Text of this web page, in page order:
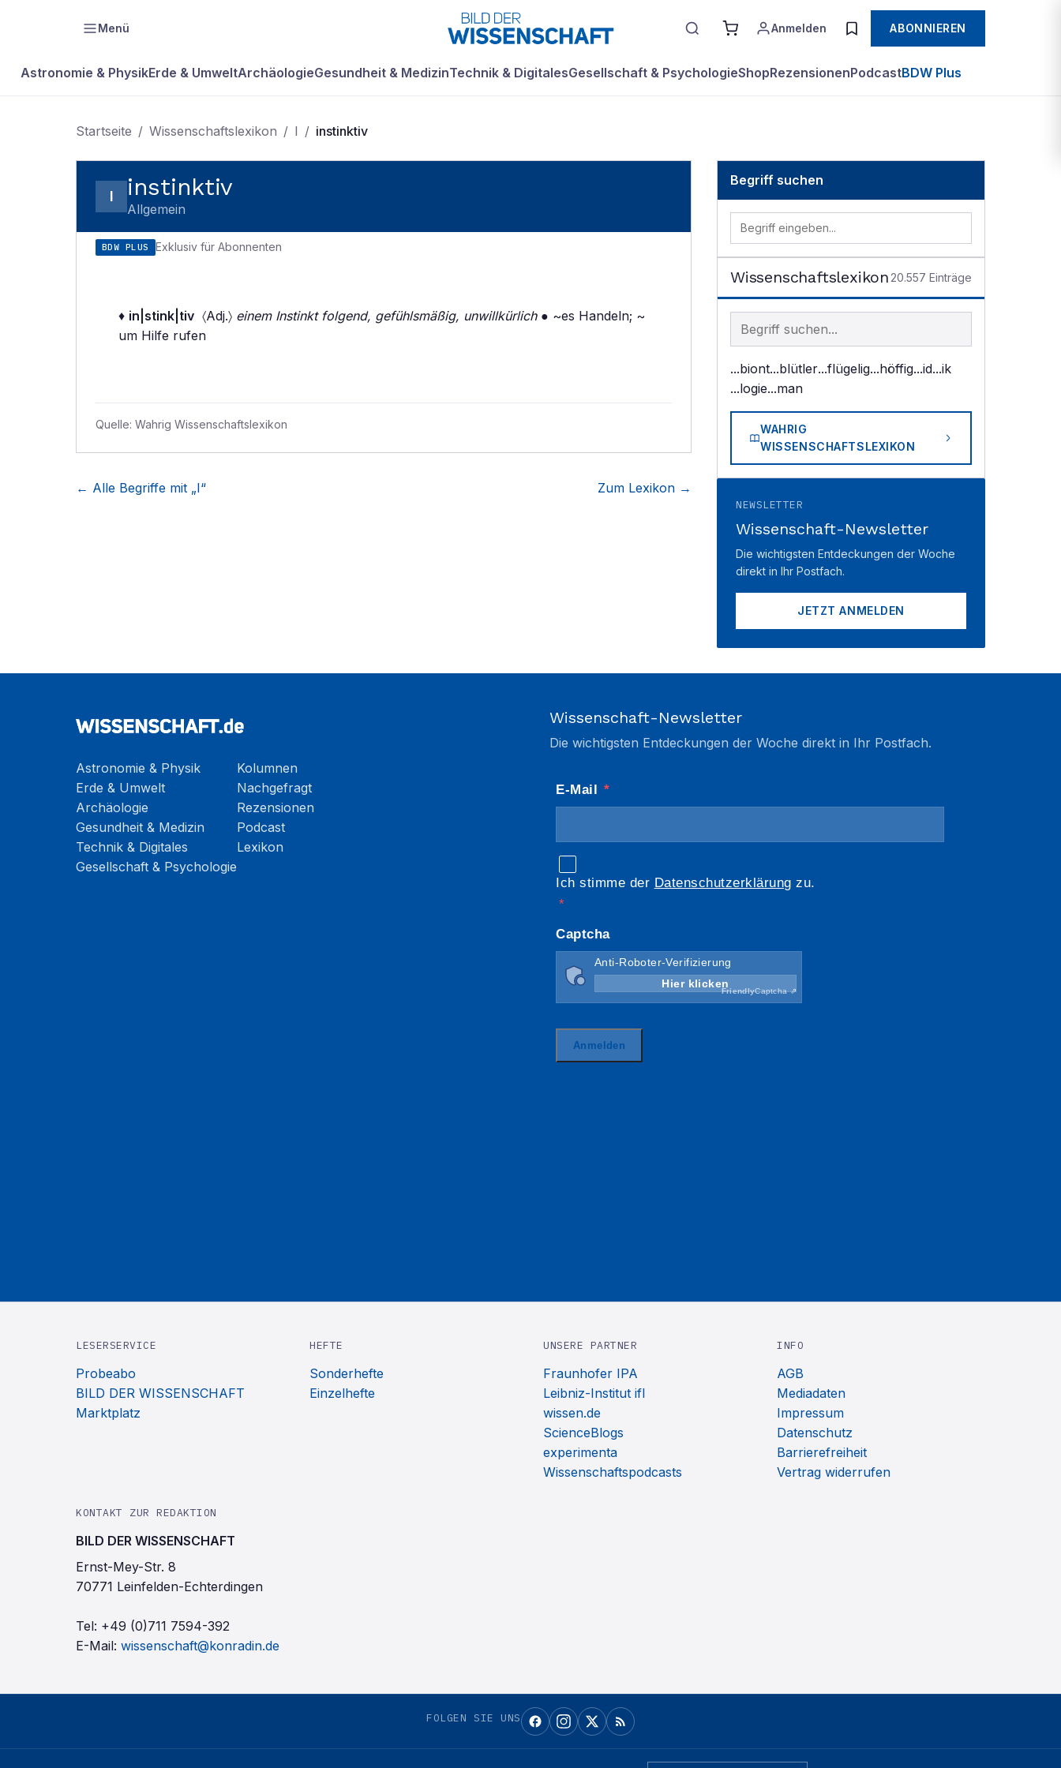
Menü Anmelden ABONNIEREN
Astronomie & PhysikErde & UmweltArchäologieGesundheit & MedizinTechnik & DigitalesGesellschaft & PsychologieShopRezensionenPodcastBDW Plus
Startseite / Wissenschaftslexikon / I / instinktiv
I instinktiv
Allgemein
BDW PLUS Exklusiv für Abonnenten
♦ in|stink|tiv 〈Adj.〉 einem Instinkt folgend, gefühlsmäßig, unwillkürlich● ~es Handeln; ~
um Hilfe rufen
Quelle: Wahrig Wissenschaftslexikon
← Alle Begriffe mit „I“ Zum Lexikon →
Begriff suchen
Wissenschaftslexikon 20.557 Einträge
Begriff im Lexikon suchen
...biont...blütler...flügelig...höffig...id...ik
...logie...man
WAHRIG
WISSENSCHAFTSLEXIKON
NEWSLETTER
Wissenschaft-Newsletter
Die wichtigsten Entdeckungen der Woche
direkt in Ihr Postfach.
JETZT ANMELDEN
Astronomie & Physik
Erde & Umwelt
Archäologie
Gesundheit & Medizin
Technik & Digitales
Gesellschaft & Psychologie
Kolumnen
Nachgefragt
Rezensionen
Podcast
Lexikon
Wissenschaft-Newsletter
Die wichtigsten Entdeckungen der Woche direkt in Ihr Postfach.
LESERSERVICE
Probeabo
BILD DER WISSENSCHAFT
Marktplatz
HEFTE
Sonderhefte
Einzelhefte
UNSERE PARTNER
Fraunhofer IPA
Leibniz-Institut ifl
wissen.de
ScienceBlogs
experimenta
Wissenschaftspodcasts
INFO
AGB
Mediadaten
Impressum
Datenschutz
Barrierefreiheit
Vertrag widerrufen
KONTAKT ZUR REDAKTION
BILD DER WISSENSCHAFT
Ernst-Mey-Str. 8
70771 Leinfelden-Echterdingen
Tel: +49 (0)711 7594-392
E-Mail: wissenschaft@konradin.de
FOLGEN SIE UNS